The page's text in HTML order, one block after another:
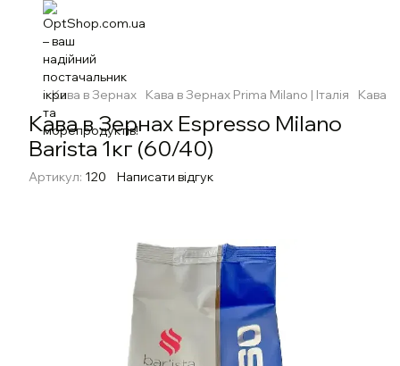
Кава в Зернах Кава в Зернах Prima Milano | Італія Кава
Кава в Зернах Espresso Milano
Barista 1кг (60/40)
Артикул: 120 Написати відгук